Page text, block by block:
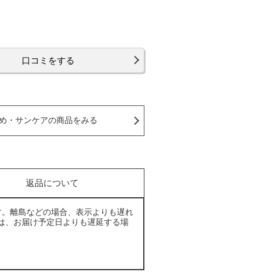
口コミをする
・サンケアの商品をみる
返品について
離島などの場合、表示よりも遅れ
、お届け予定日よりも遅延する場